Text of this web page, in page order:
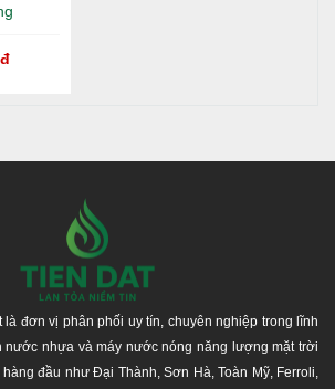
là đơn vị phân phối uy tín, chuyên nghiệp trong lĩnh
nước nhựa và máy nước nóng năng lượng mặt trời
đầu như Đại Thành, Sơn Hà, Toàn Mỹ, Ferroli,